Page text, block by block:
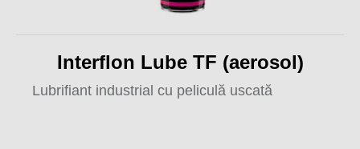
Interflon Lube TF (aerosol)
Lubrifiant industrial cu peliculă uscată